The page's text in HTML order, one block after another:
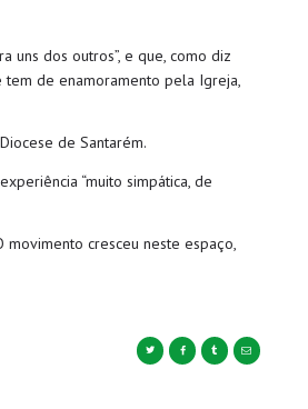
uns dos outros”, e que, como diz
de enamoramento pela Igreja,
de Santarém.
“muito simpática, de
movimento cresceu neste espaço,